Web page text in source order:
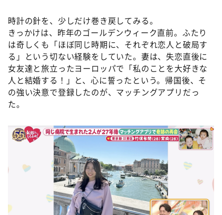
時計の針を、少しだけ巻き戻してみる。
きっかけは、昨年のゴールデンウィーク直前。ふたり
は奇しくも「ほぼ同じ時期に、それぞれ恋人と破局す
る」という切ない経験をしていた。妻は、失恋直後に
女友達と旅立ったヨーロッパで「私のことを大好きな
人と結婚する！」と、心に誓ったという。帰国後、そ
の強い決意で登録したのが、マッチングアプリだっ
た。